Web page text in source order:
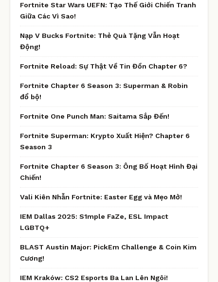
Fortnite Star Wars UEFN: Tạo Thế Giới Chiến Tranh
Giữa Các Vì Sao!
Nạp V Bucks Fortnite: Thẻ Quà Tặng Vẫn Hoạt
Động!
Fortnite Reload: Sự Thật Về Tin Đồn Chapter 6?
Fortnite Chapter 6 Season 3: Superman & Robin
đổ bộ!
Fortnite One Punch Man: Saitama Sắp Đến!
Fortnite Superman: Krypto Xuất Hiện? Chapter 6
Season 3
Fortnite Chapter 6 Season 3: Ông Bố Hoạt Hình Đại
Chiến!
Vali Kiên Nhẫn Fortnite: Easter Egg và Mẹo Mở!
IEM Dallas 2025: S1mple FaZe, ESL Impact
LGBTQ+
BLAST Austin Major: PickEm Challenge & Coin Kim
Cương!
IEM Kraków: CS2 Esports Ba Lan Lên Ngôi!